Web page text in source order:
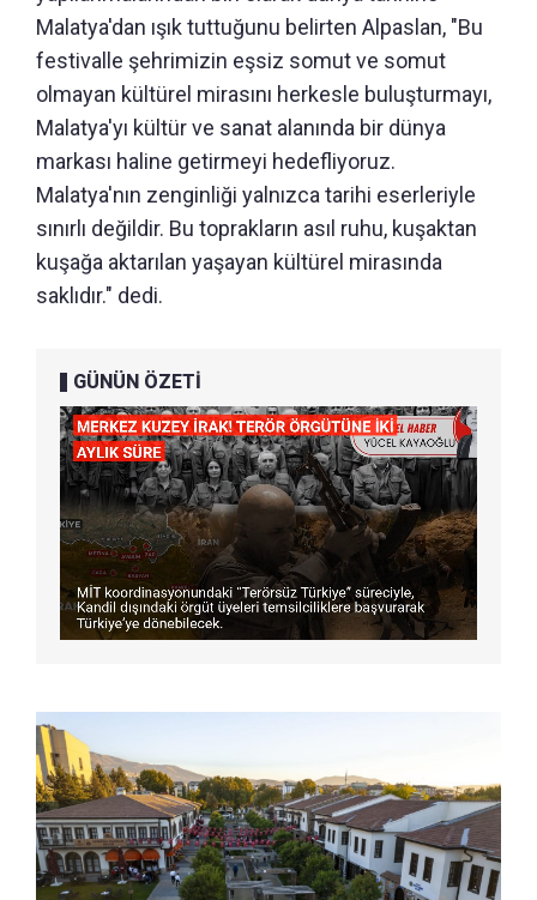
Malatya'dan ışık tuttuğunu belirten Alpaslan, "Bu
festivalle şehrimizin eşsiz somut ve somut
olmayan kültürel mirasını herkesle buluşturmayı,
Malatya'yı kültür ve sanat alanında bir dünya
markası haline getirmeyi hedefliyoruz.
Malatya'nın zenginliği yalnızca tarihi eserleriyle
sınırlı değildir. Bu toprakların asıl ruhu, kuşaktan
kuşağa aktarılan yaşayan kültürel mirasında
saklıdır." dedi.
GÜNÜN ÖZETİ